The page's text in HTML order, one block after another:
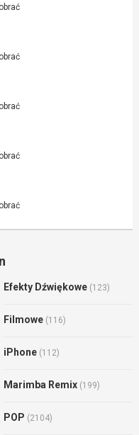
Efekty Dźwiękowe (123)
Filmowe (116)
iPhone (112)
Marimba Remix (199)
POP (2104)